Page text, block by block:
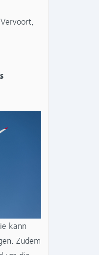
kann
Zudem